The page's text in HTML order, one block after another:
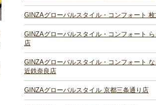
GINZAグローバルスタイル・コンフォート
GINZAグローバルスタイル・コンフォート
店
GINZAグローバルスタイル・コンフォート
近鉄奈良店
GINZAグローバルスタイル 京都三条通り店